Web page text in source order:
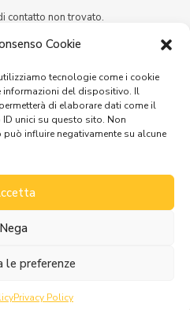
Cookie
tecnologie come i cookie
informazioni del dispositivo. Il
di elaborare dati come il
unici su questo sito. Non
influire negativamente su alcune
Nega
le preferenze
Privacy Policy
contatto non trovato.
porteliotta/
Tutti i diritti riservati. – Designed
Webvox.it
Prodotti